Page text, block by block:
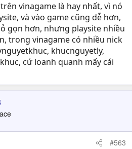
vinagame là hay nhất, vì nó
và vào game cũng dễ hơn,
gọn hơn, nhưng playsite nhiều
trong vinagame có nhiều nick
khucnguyetly,
cứ loanh quanh mấy cái
#563